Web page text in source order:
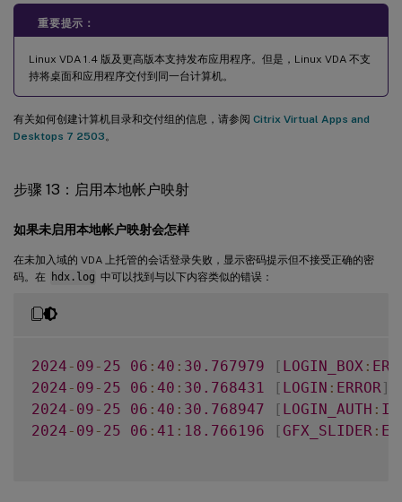
重要提示：
Linux VDA 1.4 版及更高版本支持发布应用程序。但是，Linux VDA 不支
持将桌面和应用程序交付到同一台计算机。
有关如何创建计算机目录和交付组的信息，请参阅 Citrix Virtual Apps and
Desktops 7 2503。
步骤 13：启用本地帐户映射
如果未启用本地帐户映射会怎样
在未加入域的 VDA 上托管的会话登录失败，显示密码提示但不接受正确的密
码。在 hdx.log 中可以找到与以下内容类似的错误：
2024 - 09 - 25 06 : 40 : 30.767979 [ LOGIN_BOX :
2024 - 09 - 25 06 : 40 : 30.768431 [ LOGIN : ERROR]
2024 - 09 - 25 06 : 40 : 30.768947 [ LOGIN_AUTH :
2024 - 09 - 25 06 : 41 : 18.766196 [ GFX_SLIDER :